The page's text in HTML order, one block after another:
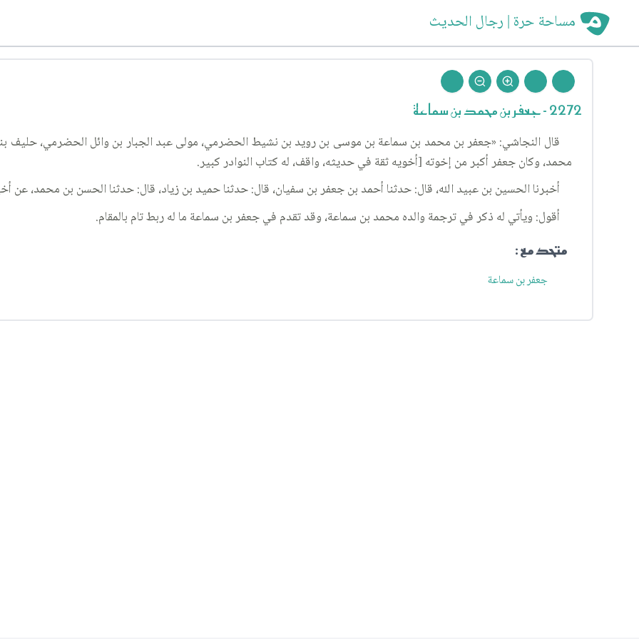
مساحة حرة | رجال الحديث
2272 - جعفر بن محمد بن سماعة
قال النجاشي: «جعفر بن محمد بن سماعة بن موسى بن رويد بن نشيط الحضرمي، مولى عبد الجبار بن وائل الحضرمي، حليف
محمد، وكان جعفر أكبر من إخوته [أخويه ثقة في حديثه، واقف، له كتاب النوادر كبير.
أخبرنا الحسين بن عبيد الله، قال: حدثنا أحمد بن جعفر بن سفيان، قال: حدثنا حميد بن زياد، قال: حدثنا الحسن بن محمد، عن
أقول: ويأتي له ذكر في ترجمة والده محمد بن سماعة، وقد تقدم في جعفر بن سماعة ما له ربط تام بالمقام.
متحد مع :
جعفر بن سماعة